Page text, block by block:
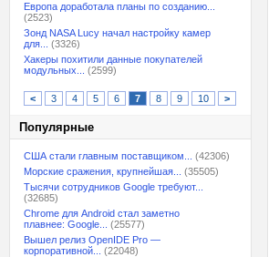
Европа доработала планы по созданию...
(2523)
Зонд NASA Lucy начал настройку камер
для...
(3326)
Хакеры похитили данные покупателей
модульных...
(2599)
< 3 4 5 6 7 8 9 10 >
Популярные
США стали главным поставщиком...
(42306)
Морские сражения, крупнейшая...
(35505)
Тысячи сотрудников Google требуют...
(32685)
Chrome для Android стал заметно
плавнее: Google...
(25577)
Вышел релиз OpenIDE Pro —
корпоративной...
(22048)